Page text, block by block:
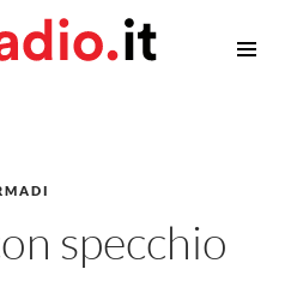
armadio
specchio